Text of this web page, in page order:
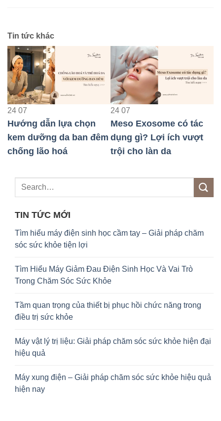
Tin tức khác
24 07
Hướng dẫn lựa chọn
kem dưỡng da ban đêm
chống lão hoá
24 07
Meso Exosome có tác
dụng gì? Lợi ích vượt
trội cho làn da
TIN TỨC MỚI
Tìm hiểu máy điện sinh học cầm tay – Giải pháp chăm
sóc sức khỏe tiện lợi
Tìm Hiểu Máy Giảm Đau Điện Sinh Học Và Vai Trò
Trong Chăm Sóc Sức Khỏe
Tầm quan trọng của thiết bị phục hồi chức năng trong
điều trị sức khỏe
Máy vật lý trị liệu: Giải pháp chăm sóc sức khỏe hiện đại
hiệu quả
Máy xung điện – Giải pháp chăm sóc sức khỏe hiệu quả
hiện nay